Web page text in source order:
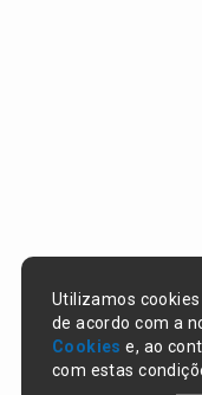
Utilizamos
de acordo com a
Cookies e, ao
com estas